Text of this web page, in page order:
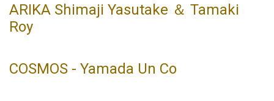
ARIKA Shimaji Yasutake ＆ Tamaki
Roy
COSMOS - Yamada Un Co